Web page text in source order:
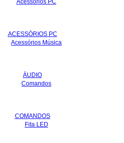
ACESSÓRIOS PC
ÁUDIO
COMANDOS